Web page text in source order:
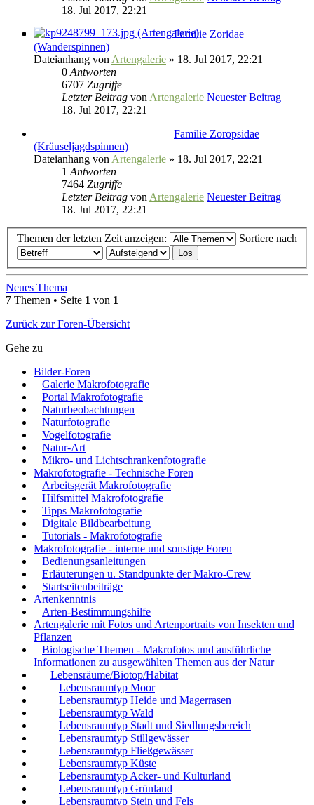
18. Jul 2017, 22:21
Familie Zoridae
(Wanderspinnen)
Dateianhang von Artengalerie » 18. Jul 2017, 22:21
0 Antworten
6707 Zugriffe
Letzter Beitrag von Artengalerie Neuester Beitrag
18. Jul 2017, 22:21
Familie Zoropsidae
(Kräuseljagdspinnen)
Dateianhang von Artengalerie » 18. Jul 2017, 22:21
1 Antworten
7464 Zugriffe
Letzter Beitrag von Artengalerie Neuester Beitrag
18. Jul 2017, 22:21
Themen der letzten Zeit anzeigen: Sortiere nach
Neues Thema
7 Themen • Seite 1 von 1
Zurück zur Foren-Übersicht
Gehe zu
Bilder-Foren
Galerie Makrofotografie
Portal Makrofotografie
Naturbeobachtungen
Naturfotografie
Vogelfotografie
Natur-Art
Mikro- und Lichtschrankenfotografie
Makrofotografie - Technische Foren
Arbeitsgerät Makrofotografie
Hilfsmittel Makrofotografie
Tipps Makrofotografie
Digitale Bildbearbeitung
Tutorials - Makrofotografie
Makrofotografie - interne und sonstige Foren
Bedienungsanleitungen
Erläuterungen u. Standpunkte der Makro-Crew
Startseitenbeiträge
Artenkenntnis
Arten-Bestimmungshilfe
Artengalerie mit Fotos und Artenportraits von Insekten und
Pflanzen
Biologische Themen - Makrofotos und ausführliche
Informationen zu ausgewählten Themen aus der Natur
Lebensräume/Biotop/Habitat
Lebensraumtyp Moor
Lebensraumtyp Heide und Magerrasen
Lebensraumtyp Wald
Lebensraumtyp Stadt und Siedlungsbereich
Lebensraumtyp Stillgewässer
Lebensraumtyp Fließgewässer
Lebensraumtyp Küste
Lebensraumtyp Acker- und Kulturland
Lebensraumtyp Grünland
Lebensraumtyp Stein und Fels